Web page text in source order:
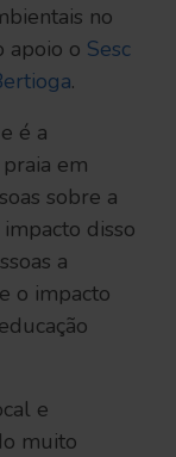
no
apoio o Sesc
.
é a
em
sobre a
disso
a
o impacto
e
muito